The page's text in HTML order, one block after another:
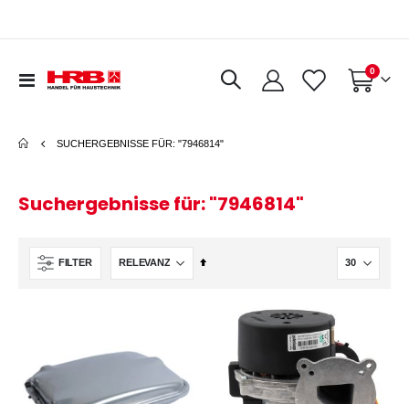
Navigation
Warenkorb
0Artikel
SUCHERGEBNISSE FÜR: "7946814"
Suchergebnisse für: "7946814"
FILTER
In